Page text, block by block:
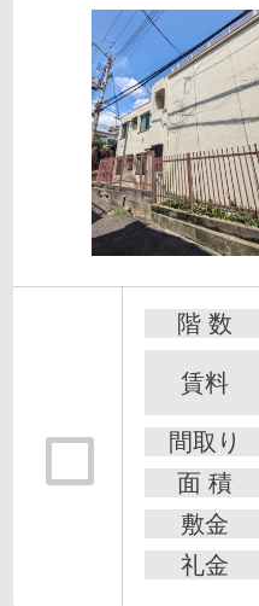
階 数
賃料
間取り
面 積
敷金
礼金